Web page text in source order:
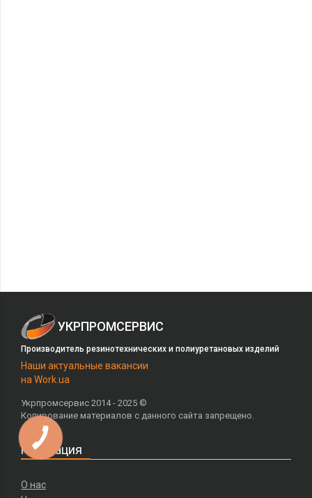
УКРПРОМСЕРВИС
Производитель резинотехнических и полиуретановых изделий
Наши актуальные вакансии
на Work.ua
Укрпромсервис 2014 - 2025 ©
Копирование материалов с данного сайта запрещено.
Навигация
О нас